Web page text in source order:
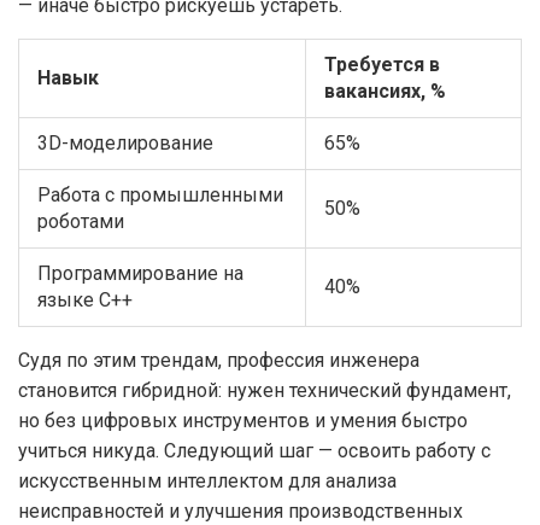
— иначе быстро рискуешь устареть.
Навык
Требуется в
вакансиях, %
3D-моделирование 65%
Работа с промышленными
роботами
50%
Программирование на
языке C++
40%
Судя по этим трендам, профессия инженера
становится гибридной: нужен технический фундамент,
но без цифровых инструментов и умения быстро
учиться никуда. Следующий шаг — освоить работу с
искусственным интеллектом для анализа
неисправностей и улучшения производственных